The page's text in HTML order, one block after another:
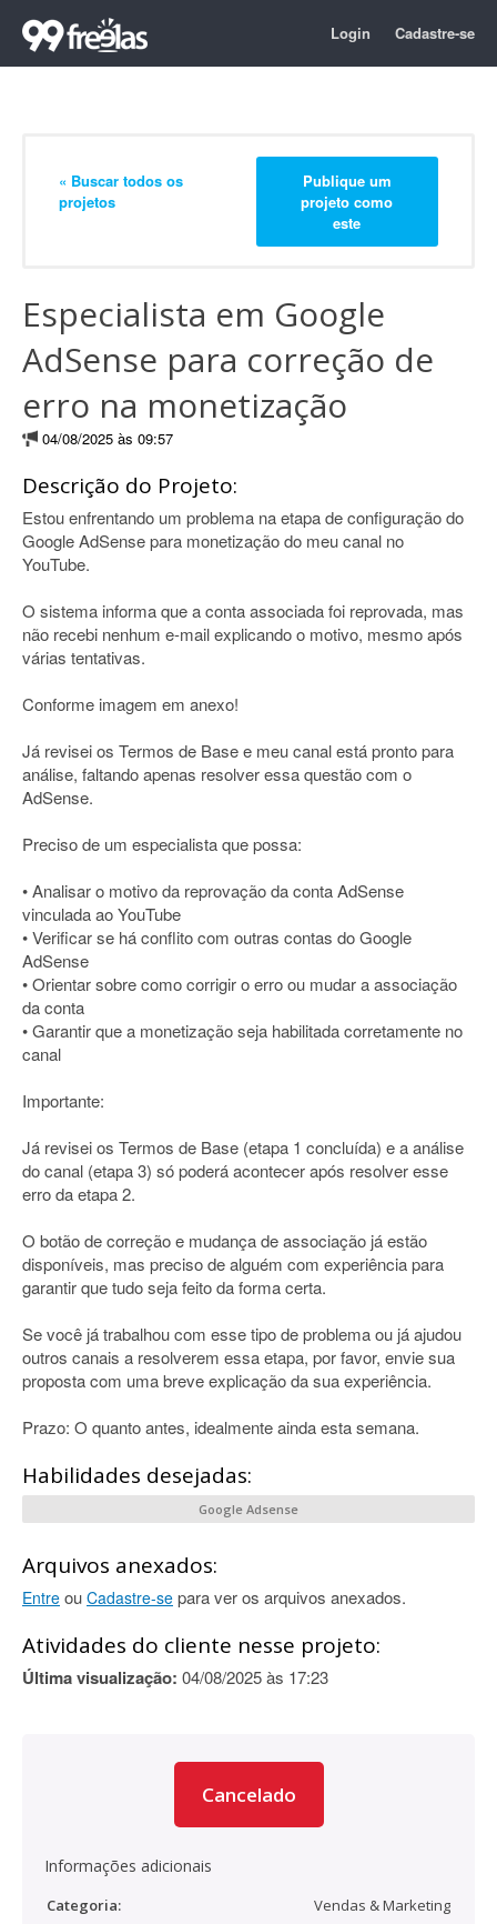
Login Cadastre-se
« Buscar todos os
projetos
Publique um
projeto como
este
Especialista em Google
AdSense para correção de
erro na monetização
04/08/2025 às 09:57
Descrição do Projeto:
Estou enfrentando um problema na etapa de configuração do
Google AdSense para monetização do meu canal no
YouTube.
O sistema informa que a conta associada foi reprovada, mas
não recebi nenhum e-mail explicando o motivo, mesmo após
várias tentativas.
Conforme imagem em anexo!
Já revisei os Termos de Base e meu canal está pronto para
análise, faltando apenas resolver essa questão com o
AdSense.
Preciso de um especialista que possa:
• Analisar o motivo da reprovação da conta AdSense
vinculada ao YouTube
• Verificar se há conflito com outras contas do Google
AdSense
• Orientar sobre como corrigir o erro ou mudar a associação
da conta
• Garantir que a monetização seja habilitada corretamente no
canal
Importante:
Já revisei os Termos de Base (etapa 1 concluída) e a análise
do canal (etapa 3) só poderá acontecer após resolver esse
erro da etapa 2.
O botão de correção e mudança de associação já estão
disponíveis, mas preciso de alguém com experiência para
garantir que tudo seja feito da forma certa.
Se você já trabalhou com esse tipo de problema ou já ajudou
outros canais a resolverem essa etapa, por favor, envie sua
proposta com uma breve explicação da sua experiência.
Prazo: O quanto antes, idealmente ainda esta semana.
Habilidades desejadas:
Google Adsense
Arquivos anexados:
Entre ou Cadastre-se para ver os arquivos anexados.
Atividades do cliente nesse projeto:
Última visualização: 04/08/2025 às 17:23
Cancelado
Informações adicionais
Categoria:
Vendas & Marketing